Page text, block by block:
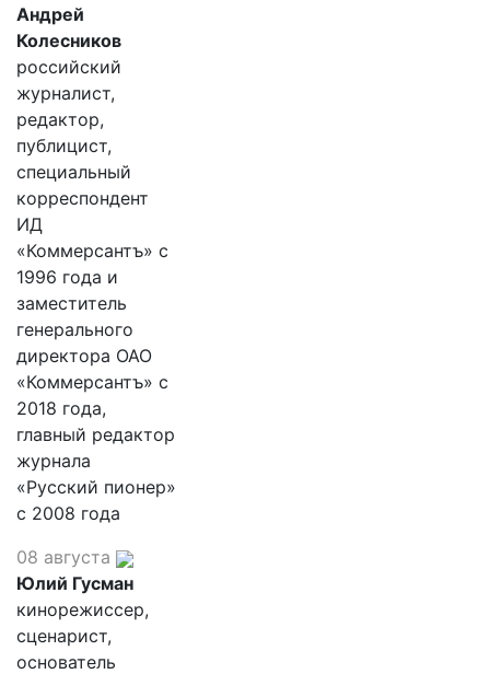
Андрей
Колесников
российский
журналист,
редактор,
публицист,
специальный
корреспондент
ИД
«Коммерсантъ» с
1996 года и
заместитель
генерального
директора ОАО
«Коммерсантъ» с
2018 года,
главный редактор
журнала
«Русский пионер»
с 2008 года
08 августа
Юлий Гусман
кинорежиссер,
сценарист,
основатель